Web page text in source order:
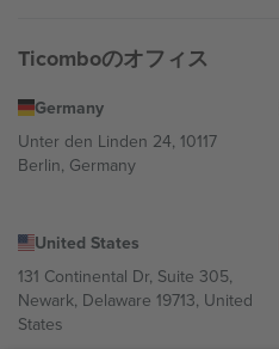
Ticomboのオフィス
Germany
Unter den Linden 24, 10117
Berlin, Germany
United States
131 Continental Dr, Suite 305,
Newark, Delaware 19713, United
States